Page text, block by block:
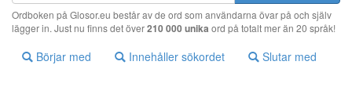
Ordboken på Glosor.eu består av de ord som användarna övar på och själv
lägger in. Just nu finns det över210 000 unika ord på totalt mer än 20 språk!
Börjar med Innehåller sökordet Slutar med